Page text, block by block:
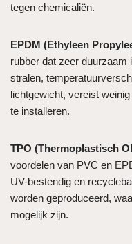
tegen chemicaliën.
EPDM (Ethyleen
rubber dat zeer duurzaam
stralen,
lichtgewicht, vereist
te installeren.
TPO (Thermoplastisch
voordelen van PVC en
UV-bestendig en
worden geproduceerd,
mogelijk zijn.